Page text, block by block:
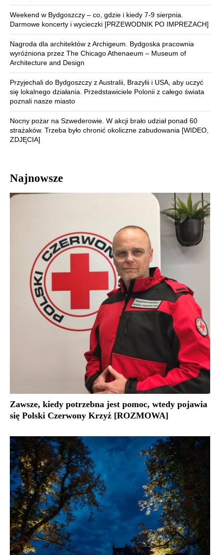
Weekend w Bydgoszczy – co, gdzie i kiedy 7-9 sierpnia.
Darmowe koncerty i wycieczki [PRZEWODNIK PO IMPREZACH]
Nagroda dla architektów z Archigeum. Bydgoska pracownia
wyróżniona przez The Chicago Athenaeum – Museum of
Architecture and Design
Przyjechali do Bydgoszczy z Australii, Brazylii i USA, aby uczyć
się lokalnego działania. Przedstawiciele Polonii z całego świata
poznali nasze miasto
Nocny pożar na Szwederowie. W akcji brało udział ponad 60
strażaków. Trzeba było chronić okoliczne zabudowania [WIDEO,
ZDJĘCIA]
Najnowsze
Zawsze, kiedy potrzebna jest pomoc, wtedy pojawia
się Polski Czerwony Krzyż [ROZMOWA]